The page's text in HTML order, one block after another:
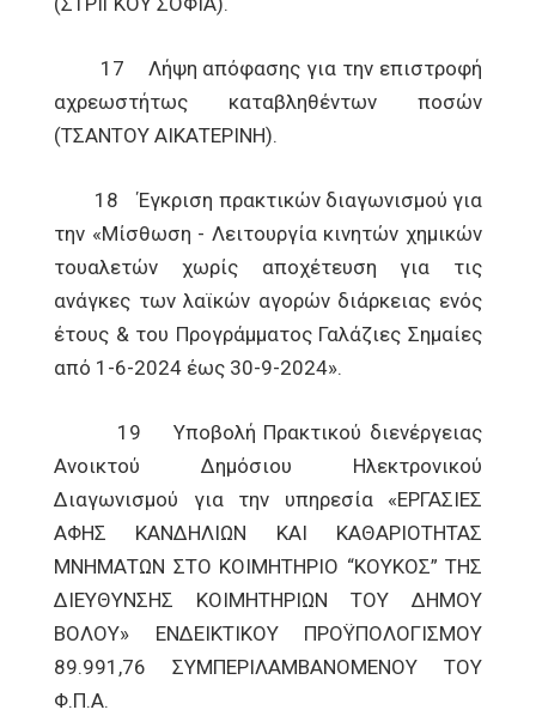
17 Λήψη απόφασης για την επιστροφή
αχρεωστήτως καταβληθέντων ποσών
(ΤΣΑΝΤΟΥ ΑΙΚΑΤΕΡΙΝΗ).
18 Έγκριση πρακτικών διαγωνισμού για
την «Μίσθωση - Λειτουργία κινητών χημικών
τουαλετών χωρίς αποχέτευση για τις
ανάγκες των λαϊκών αγορών διάρκειας ενός
έτους & του Προγράμματος Γαλάζιες Σημαίες
από 1-6-2024 έως 30-9-2024».
19 Υποβολή Πρακτικού διενέργειας
Ανοικτού Δημόσιου Ηλεκτρονικού
Διαγωνισμού για την υπηρεσία «ΕΡΓΑΣΙΕΣ
ΑΦΗΣ ΚΑΝΔΗΛΙΩΝ ΚΑΙ ΚΑΘΑΡΙΟΤΗΤΑΣ
ΜΝΗΜΑΤΩΝ ΣΤΟ ΚΟΙΜΗΤΗΡΙΟ “ΚΟΥΚΟΣ” ΤΗΣ
ΔΙΕΥΘΥΝΣΗΣ ΚΟΙΜΗΤΗΡΙΩΝ ΤΟΥ ΔΗΜΟΥ
ΒΟΛΟΥ» ΕΝΔΕΙΚΤΙΚΟΥ ΠΡΟΫΠΟΛΟΓΙΣΜΟΥ
89.991,76 ΣΥΜΠΕΡΙΛΑΜΒΑΝΟΜΕΝΟΥ ΤΟΥ
Φ.Π.Α.